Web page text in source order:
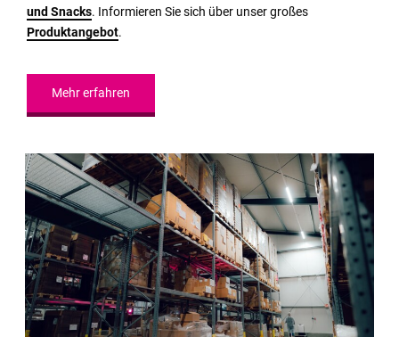
und Snacks. Informieren Sie sich über unser großes
Produktangebot.
Mehr erfahren